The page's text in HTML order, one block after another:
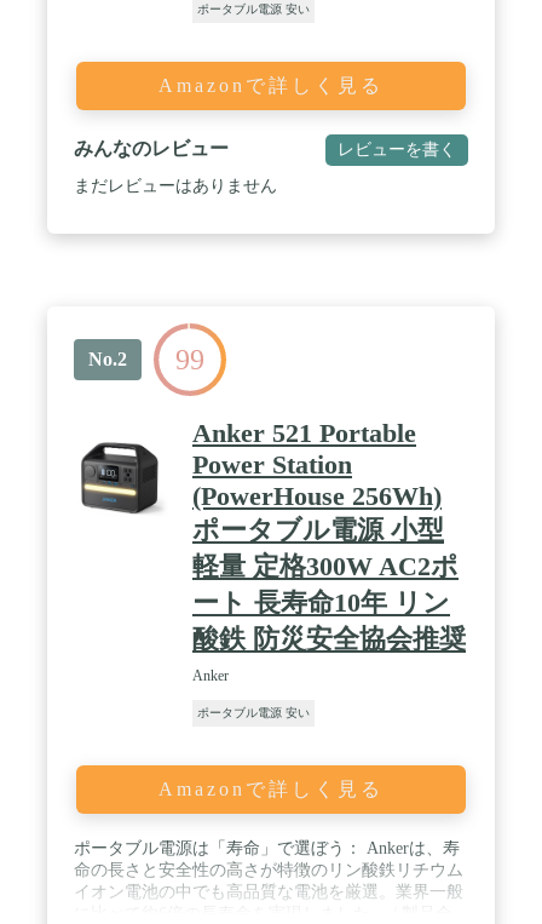
ポータブル電源 安い
Amazonで詳しく見る
みんなのレビュー レビューを書く
まだレビューはありません
No.2 99
Anker 521 Portable
Power Station
(PowerHouse 256Wh)
ポータブル電源 小型
軽量 定格300W AC2ポ
ート 長寿命10年 リン
酸鉄 防災安全協会推奨
Anker
ポータブル電源 安い
Amazonで詳しく見る
ポータブル電源は「寿命」で選ぼう： Ankerは、寿
命の長さと安全性の高さが特徴のリン酸鉄リチウム
イオン電池の中でも高品質な電池を厳選。業界一般